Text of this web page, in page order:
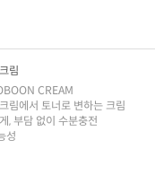
림
CREAM
림에서 토너로 변하는 크림
, 부담 없이 수분충전
성